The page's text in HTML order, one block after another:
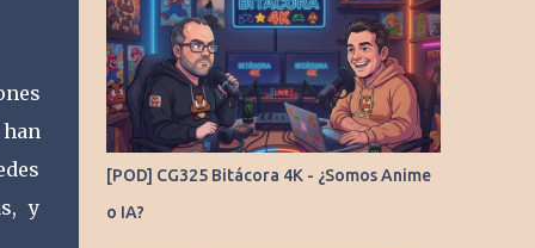
y
[POD] CG325 Bitácora 4K - ¿Somos Anime
o IA?